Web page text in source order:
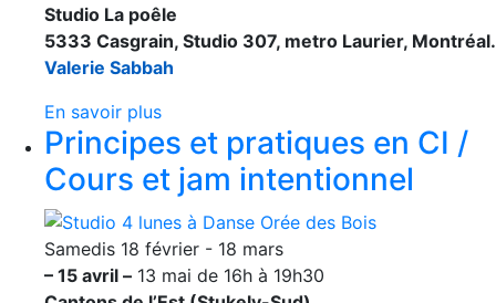
Studio La poêle
5333 Casgrain, Studio 307, metro Laurier, Montréal.
Valerie Sabbah
En savoir plus
Principes et pratiques en CI /
Cours et jam intentionnel
Samedis 18 février - 18 mars
– 15 avril – 13 mai de 16h à 19h30